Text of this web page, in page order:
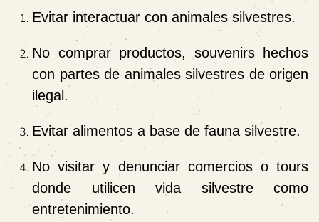
Evitar interactuar con animales silvestres.
No comprar productos, souvenirs hechos
con partes de animales silvestres de origen
ilegal.
Evitar alimentos a base de fauna silvestre.
No visitar y denunciar comercios o tours
donde utilicen vida silvestre como
entretenimiento.